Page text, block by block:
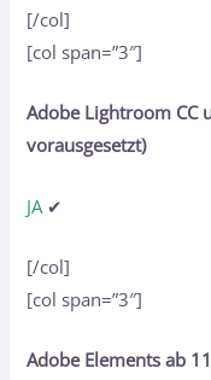
[/col]
[col span=”3″]
Adobe Lightroom CC
vorausgesetzt)
JA ✔
[/col]
[col span=”3″]
Adobe Elements ab 11